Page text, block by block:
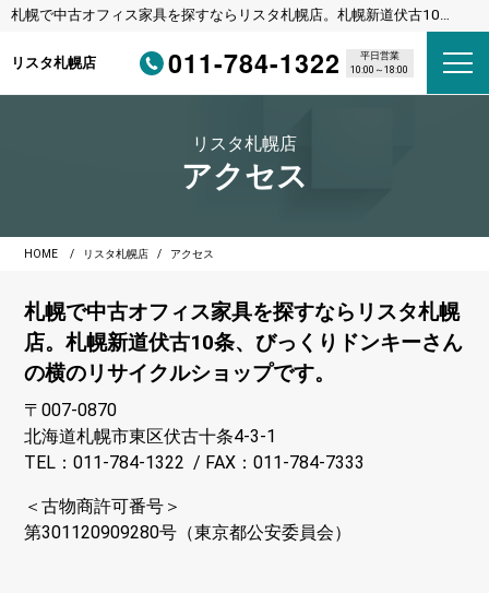
札幌で中古オフィス家具を探すならリスタ札幌店。札幌新道伏古10
リスタ札幌店
011-784-1322
平日営業
10:00～18:00
リスタ札幌店
アクセス
HOME リスタ札幌店 アクセス
札幌で中古オフィス家具を探すならリスタ札幌
店。札幌新道伏古10条、びっくりドンキーさん
の横のリサイクルショップです。
〒007-0870
北海道札幌市東区伏古十条4-3-1
TEL：011-784-1322 / FAX：011-784-7333
＜古物商許可番号＞
第301120909280号（東京都公安委員会）